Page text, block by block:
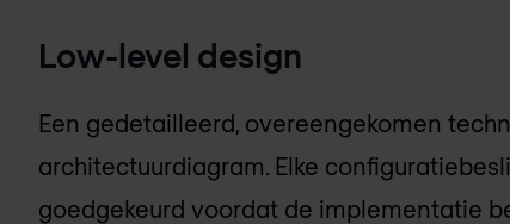
Low-level design
Een gedetailleerd, overeengekomen
architectuurdiagram. Elke
goedgekeurd voordat de implementatie